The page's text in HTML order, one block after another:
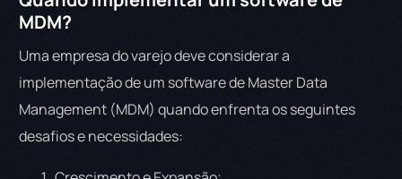
MDM?
Uma empresa do varejo deve considerar a
implementação de um software de Master Data
Management (MDM) quando enfrenta os seguintes
desafios e necessidades: